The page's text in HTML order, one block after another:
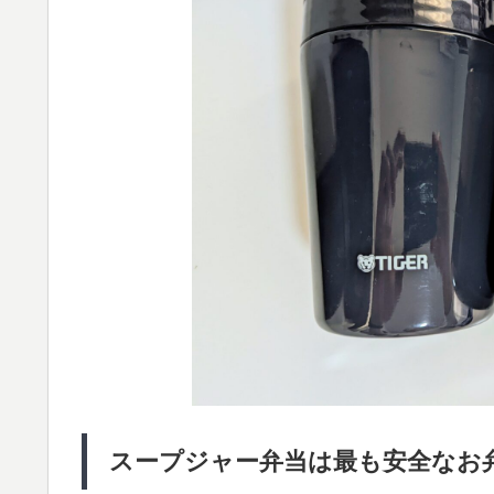
スープジャー弁当は最も安全なお